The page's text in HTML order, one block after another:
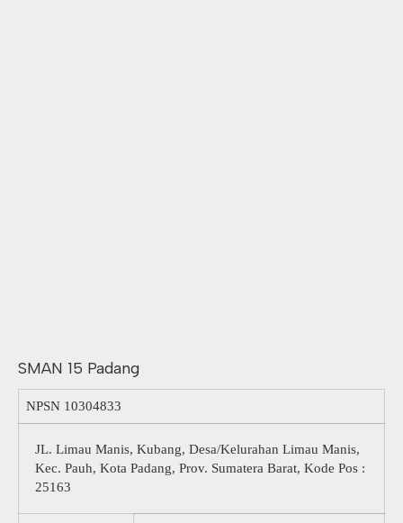
SMAN 15 Padang
NPSN 10304833
JL. Limau Manis, Kubang, Desa/Kelurahan Limau Manis,
Kec. Pauh, Kota Padang, Prov. Sumatera Barat, Kode Pos :
25163